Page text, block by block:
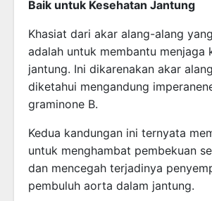
Baik untuk Kesehatan Jantung
Khasiat dari akar alang-alang
adalah untuk membantu menjaga
jantung. Ini dikarenakan akar
diketahui mengandung
graminone B.
Kedua kandungan ini ternyata
untuk menghambat pembekuan
dan mencegah terjadinya
pembuluh aorta dalam jantung.